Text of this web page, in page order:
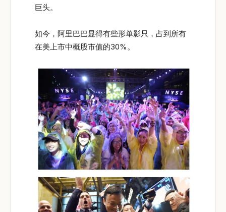
巨头。
如今，阿里巴巴显得有些形单影只，占到所有
在美上市中概股市值的30%。